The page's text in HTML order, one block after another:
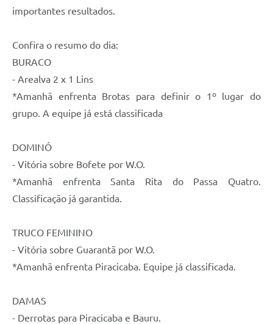
importantes resultados.
Confira o resumo do dia:
BURACO
- Arealva 2 x 1 Lins
*Amanhã enfrenta Brotas para definir o 1º lugar do
grupo. A equipe já está classificada
DOMINÓ
- Vitória sobre Bofete por W.O.
*Amanhã enfrenta Santa Rita do Passa Quatro.
Classificação já garantida.
TRUCO FEMININO
- Vitória sobre Guarantã por W.O.
*Amanhã enfrenta Piracicaba. Equipe já classificada.
DAMAS
- Derrotas para Piracicaba e Bauru.